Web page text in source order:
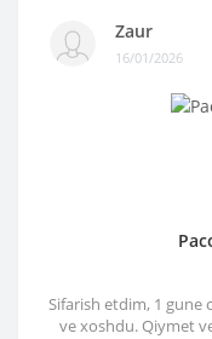
Zaur
16/01/2026
Sifarish etdim, 1 gune
ve xoshdu. Qiymet